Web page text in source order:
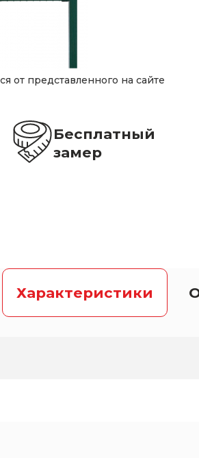
от представленного на сайте
Бесплатный
замер
Характеристики